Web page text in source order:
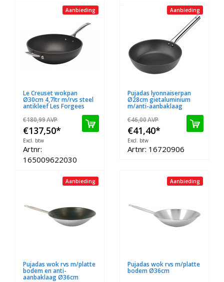
Aanbieding
Le Creuset wokpan
Ø30cm 4,7ltr m/rvs steel
antikleef Les Forgees
€180,99AVP
€137,50*
Excl. btw
Artnr:
165009622030
Aanbieding
Pujadas lyonnaiserpan
Ø28cm gietaluminium
m/anti-aanbaklaag
€46,00AVP
€41,40*
Excl. btw
Artnr: 16720906
Aanbieding
Pujadas wok rvs m/platte
bodem en anti-
aanbaklaag Ø36cm
Aanbieding
Pujadas wok rvs m/platte
bodem Ø36cm